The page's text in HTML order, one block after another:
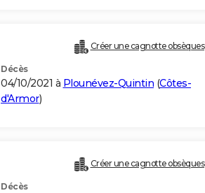
Créer une cagnotte obsèques
Décès
04/10/2021 à Plounévez-Quintin (Côtes-
d'Armor)
Créer une cagnotte obsèques
Décès